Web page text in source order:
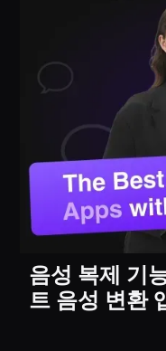
음성 복제 기
트 음성 변환